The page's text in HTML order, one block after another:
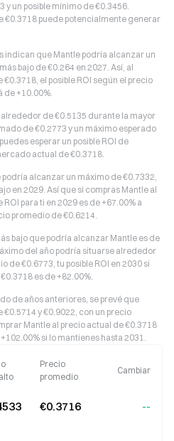
y un posible mínimo de €0.3456.
€0.3718 puede potencialmente generar
indican que Mantle podría alcanzar un
bajo de €0.264 en 2027. Así, al
el posible ROI según el precio
de +10.00%.
de €0.5135 durante la mayor
de €0.2773 y un máximo esperado
esperar un posible ROI de
actual de €0.3718.
alcanzar un máximo de €0.7332,
en 2029. Así que si compras Mantle al
para ti en 2029 es de +67.00% a
promedio de €0.6214.
bajo que podría alcanzar Mantle es de
del año podría situarse alrededor
de €0.6773, tu posible ROI en 2030 si
es de +82.00%.
de años anteriores, se prevé que
y €0.9022, con un precio
Mantle al precio actual de €0.3718
si lo mantienes hasta 2031.
Precio
promedio
Cambiar
€0.3716 --